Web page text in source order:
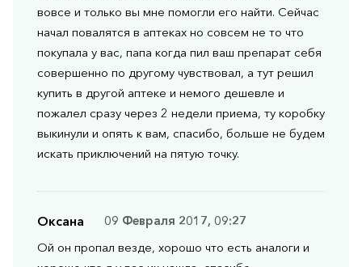
вовсе и только вы мне помогли его найти. Сейчас
начал повалятся в аптеках но совсем не то что
покупала у вас, папа когда пил ваш препарат себя
совершенно по другому чувствовал, а тут решил
купить в другой аптеке и немого дешевле и
пожалел сразу через 2 недели приема, ту коробку
выкинули и опять к вам, спасибо, больше не будем
искать приключений на пятую точку.
Оксана
09 Февраля 2017, 09:27
Ой он пропал везде, хорошо что есть аналоги и